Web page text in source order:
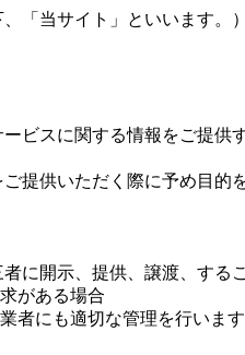
「当サイト」といいます
ビスに関する情報をご提
提供いただく際に予め目的
に開示、提供、譲渡、する
がある場合
者にも適切な管理を行います